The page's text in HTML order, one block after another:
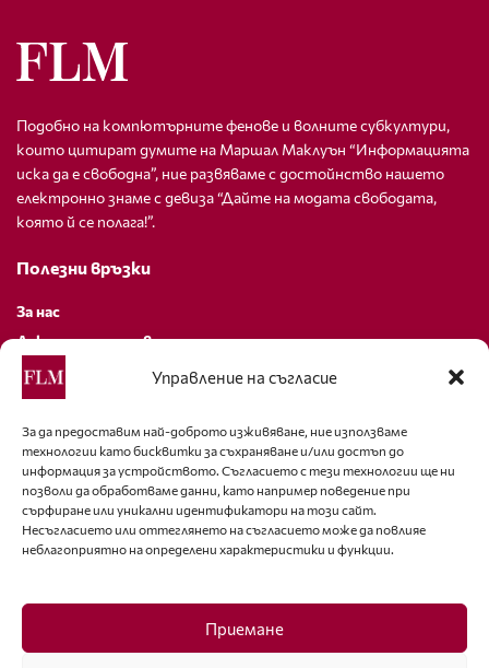
Управление на съгласие
За да предоставим най-доброто изживяване, ние използваме
технологии като бисквитки за съхраняване и/или достъп до
информация за устройството. Съгласието с тези технологии ще ни
позволи да обработваме данни, като например поведение при
сърфиране или уникални идентификатори на този сайт.
Несъгласието или оттеглянето на съгласието може да повлияе
неблагоприятно на определени характеристики и функции.
Приемане
Подобно на компютърните фенове и волните субкултури,
които цитират думите на Маршал Маклуън “Информацията
иска да е свободна”, ние развяваме с достойнство нашето
електронно знаме с девиза “Дайте на модата свободата,
която й се полага!”.
Полезни връзки
За нас
Декларация за поверителност
Политика за бисквитки
За контакти
editor@fashion-lifestyle.net
+359 88 227 33 47
Последвайте ни
Facebook